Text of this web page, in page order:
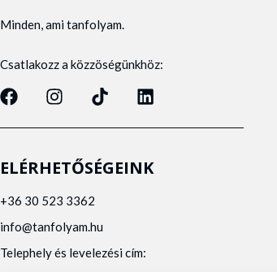
Minden, ami tanfolyam.
Csatlakozz a közzöségünkhöz:
ELÉRHETŐSÉGEINK
+36 30 523 3362
info@tanfolyam.hu
Telephely és levelezési cím: